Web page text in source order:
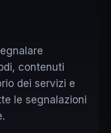
contenuti
dei servizi e
le segnalazioni